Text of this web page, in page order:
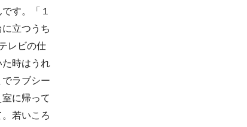
す。「１
立つうち
レビの仕
時はうれ
ラブシー
に帰って
若いころ